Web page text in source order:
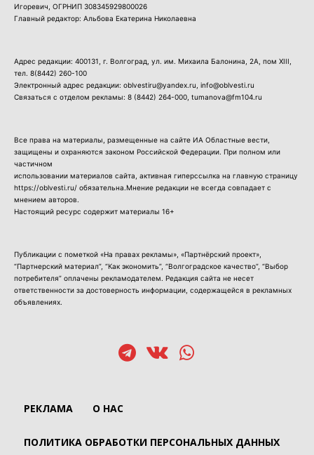
Игоревич, ОГРНИП 308345929800026
Главный редактор: Альбова Екатерина Николаевна
Адрес редакции: 400131, г. Волгоград, ул. им. Михаила Балонина, 2А, пом XIII,
тел. 8(8442) 260-100
Электронный адрес редакции: oblvestiru@yandex.ru, info@oblvesti.ru
Связаться с отделом рекламы: 8 (8442) 264-000 , tumanova@fm104.ru
Все права на материалы, размещенные на сайте ИА Областные вести,
защищены и охраняются законом Российской Федерации. При полном или
частичном
использовании материалов сайта, активная гиперссылка на главную страницу
https://oblvesti.ru/ обязательна.Мнение редакции не всегда совпадает с
мнением авторов.
Настоящий ресурс содержит материалы 16+
Публикации с пометкой «На правах рекламы», «Партнёрский проект»,
“Партнерский материал”, “Как экономить”, “Волгоградское качество”, “Выбор
потребителя” оплачены рекламодателем. Редакция сайта не несет
ответственности за достоверность информации, содержащейся в рекламных
объявлениях.
РЕКЛАМА О НАС
ПОЛИТИКА ОБРАБОТКИ ПЕРСОНАЛЬНЫХ ДАННЫХ